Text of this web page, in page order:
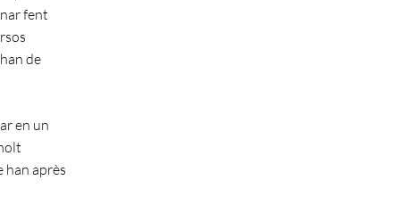
fent
de
en un
han après